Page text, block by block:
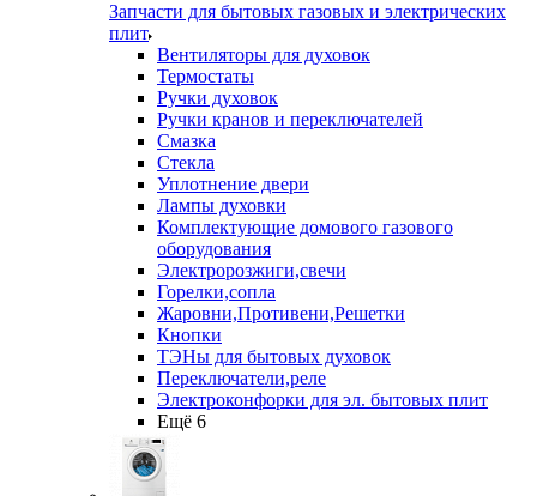
Запчасти для бытовых газовых и электрических
плит
Вентиляторы для духовок
Термостаты
Ручки духовок
Ручки кранов и переключателей
Смазка
Стекла
Уплотнение двери
Лампы духовки
Комплектующие домового газового
оборудования
Электророзжиги,свечи
Горелки,сопла
Жаровни,Противени,Решетки
Кнопки
ТЭНы для бытовых духовок
Переключатели,реле
Электроконфорки для эл. бытовых плит
Ещё 6